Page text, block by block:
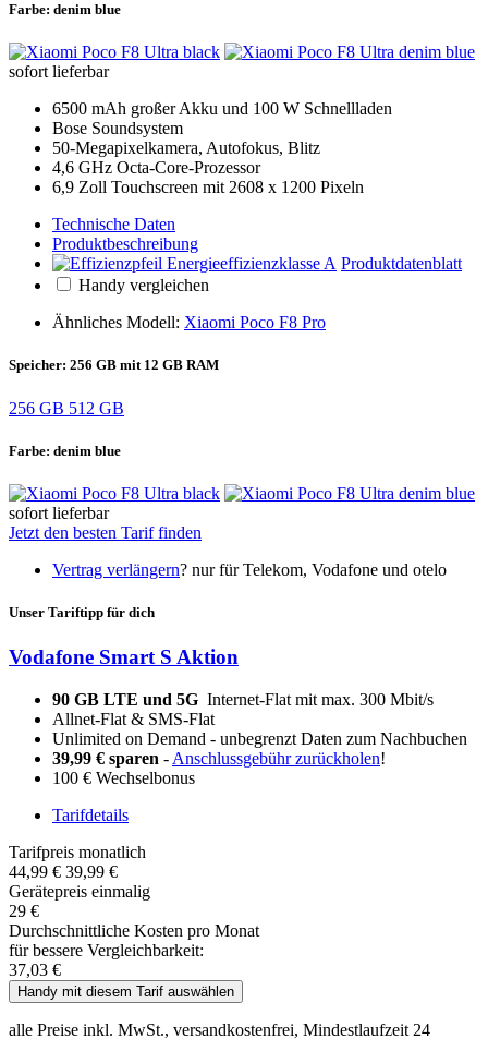
Farbe: denim blue
sofort lieferbar
6500 mAh großer Akku und 100 W Schnellladen
Bose Soundsystem
50-Megapixelkamera, Autofokus, Blitz
4,6 GHz Octa-Core-Prozessor
6,9 Zoll Touchscreen mit 2608 x 1200 Pixeln
Technische Daten
Produktbeschreibung
Produktdatenblatt
Handy vergleichen
Ähnliches Modell: Xiaomi Poco F8 Pro
Speicher: 256 GB mit 12 GB RAM
256 GB 512 GB
Farbe: denim blue
sofort lieferbar
Jetzt den besten Tarif finden
Vertrag verlängern? nur für Telekom, Vodafone und otelo
Unser Tariftipp für dich
Vodafone Smart S Aktion
90 GB LTE und 5G Internet-Flat mit max. 300 Mbit/s
Allnet-Flat & SMS-Flat
Unlimited on Demand - unbegrenzt Daten zum Nachbuchen
39,99 € sparen - Anschlussgebühr zurückholen!
100 € Wechselbonus
Tarifdetails
Tarifpreis monatlich
44,99 € 39,99 €
Gerätepreis einmalig
29 €
Durchschnittliche Kosten pro Monat
für bessere Vergleichbarkeit:
37,03 €
Handy mit diesem Tarif auswählen
alle Preise inkl. MwSt., versandkostenfrei, Mindestlaufzeit 24